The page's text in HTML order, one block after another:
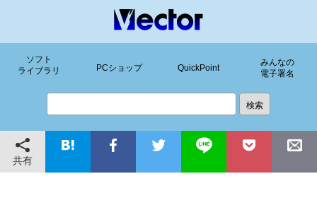
ソフト
ライブラリ
PCショップ QuickPoint
みんなの
電子署名
共有